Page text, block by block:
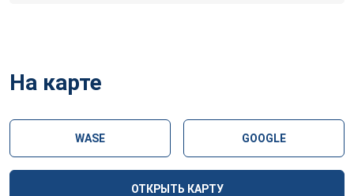
На карте
WASE GOOGLE
ОТКРЫТЬ КАРТУ